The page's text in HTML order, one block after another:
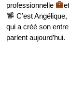
professionnelle
C’est
qui a créé son
parlent aujourd’hui.